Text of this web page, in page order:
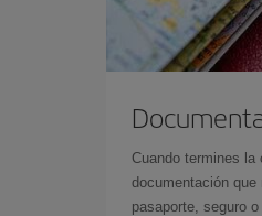
Cuando termines la
documentación
pasaporte, seguro